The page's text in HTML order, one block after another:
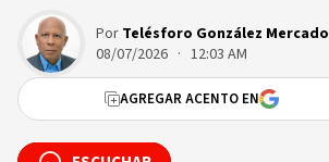
Por Telésforo González Mercado
08/07/2026 · 12:03 AM
AGREGAR ACENTO EN